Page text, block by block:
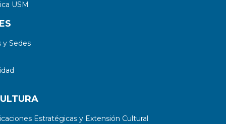
USM
Sedes
Estratégicas y Extensión Cultural